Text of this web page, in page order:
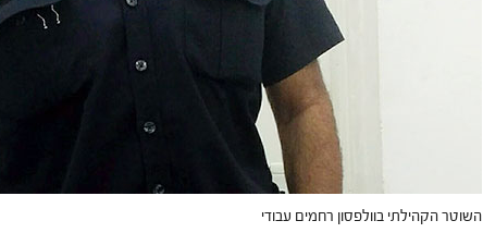
השוטר הקהילתי בוולפסון רחמים עבודי